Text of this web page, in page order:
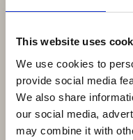
This website uses
We use cookies to
provide social media
We also share
our social media,
may combine it with